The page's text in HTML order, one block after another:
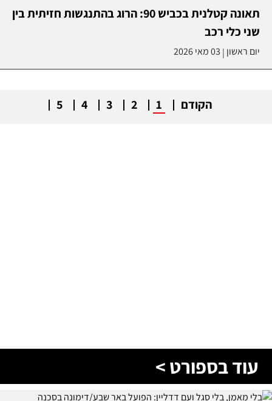
תאונה קטלנית בכביש 90: הרוג בהתנגשות חזיתית בין
שני כלי רכב
יום ראשון | 03 מאי 2026
הקודם 1
2
3
4
5
עוד בספורט >